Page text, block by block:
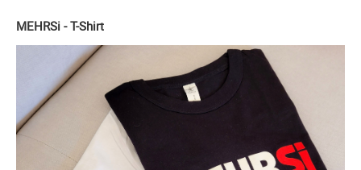
Galerie
2025
Galerie
2024
Galerie
MEHRSi - T-Shirt